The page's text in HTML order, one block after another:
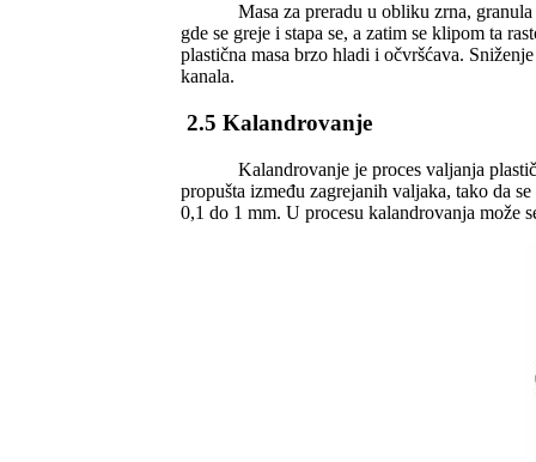
Masa za preradu u obliku zrna, granula ili
gde se greje i stapa se, a zatim se klipom ta
plastična masa brzo hladi i očvršćava.
kanala.
2.5 Kalandrovanje
Kalandrovanje je proces valjanja plastičnih
propušta između zagrejanih valjaka, tako da
0,1 do 1 mm. U procesu kalandrovanja može